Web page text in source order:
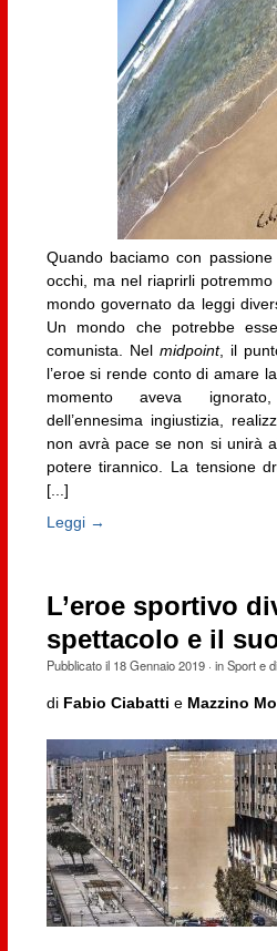
Quando baciamo con
occhi, ma nel riaprirli
mondo governato da leggi
Un mondo che potrebbe
comunista. Nel midpoint, il
l’eroe si rende conto di amare
momento aveva
dell’ennesima ingiustizia,
non avrà pace se non si unirà
potere tirannico. La tensione
[...]
Leggi →
L’eroe sportivo
spettacolo e il
Pubblicato il 18 Gennaio 2019· inSport e
di Fabio Ciabatti e Mazzino